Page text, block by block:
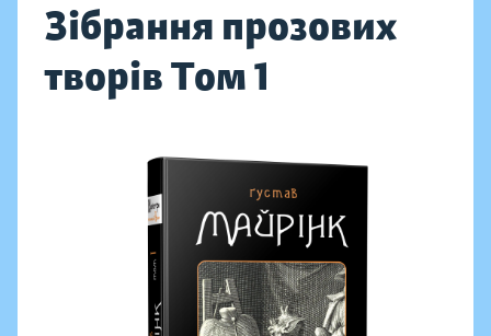
Зібрання прозових
творів Том 1